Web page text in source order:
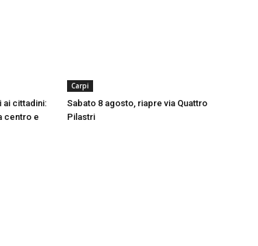
ai cittadini:
centro e
Carpi
Sabato 8 agosto, riapre via Quattro
Pilastri